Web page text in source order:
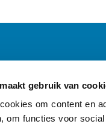
gebruik van
om content en
om functies voor